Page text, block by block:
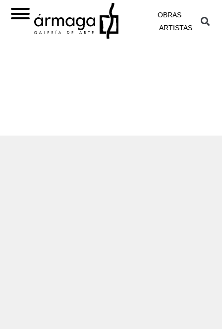
OBRAS
ARTISTAS